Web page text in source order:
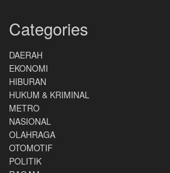
Categories
DAERAH
EKONOMI
HIBURAN
HUKUM & KRIMINAL
METRO
NASIONAL
OLAHRAGA
OTOMOTIF
POLITIK